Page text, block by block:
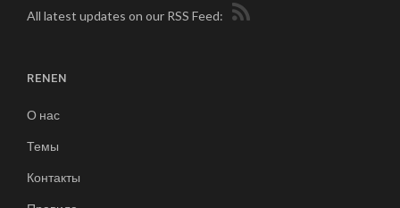
All latest updates on our RSS Feed:
RENEN
О нас
Темы
Контакты